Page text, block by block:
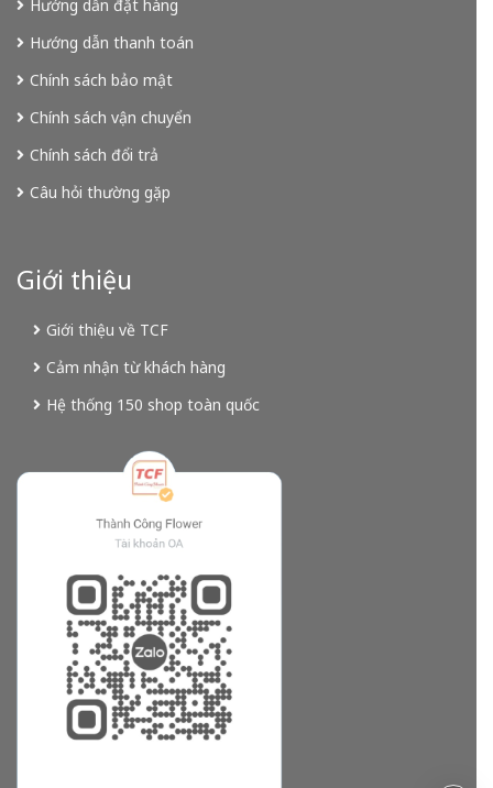
Hướng dẫn đặt hàng
Hướng dẫn thanh toán
Chính sách bảo mật
Chính sách vận chuyển
Chính sách đổi trả
Câu hỏi thường gặp
Giới thiệu
Giới thiệu về TCF
Cảm nhận từ khách hàng
Hệ thống 150 shop toàn quốc